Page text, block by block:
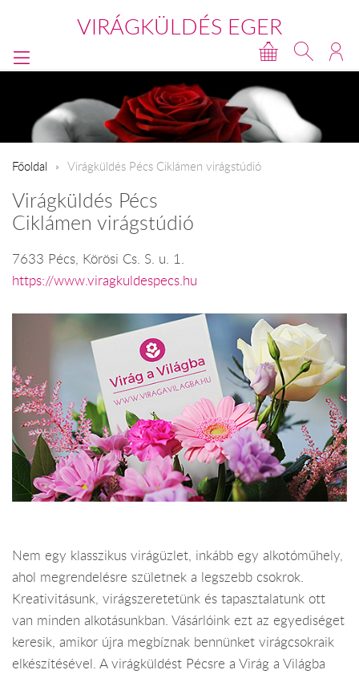
VIRÁGKÜLDÉS EGER
Főoldal Virágküldés Pécs Ciklámen virágstúdió
Virágküldés Pécs
Ciklámen virágstúdió
7633 Pécs, Körösi Cs. S. u. 1.
https://www.viragkuldespecs.hu
Nem egy klasszikus virágüzlet, inkább egy alkotóműhely,
ahol megrendelésre születnek a legszebb csokrok.
Kreativitásunk, virágszeretetünk és tapasztalatunk ott
van minden alkotásunkban. Vásárlóink ezt az egyediséget
keresik, amikor újra megbíznak bennünket virágcsokraik
elkészítésével. A virágküldést Pécsre a Virág a Világba